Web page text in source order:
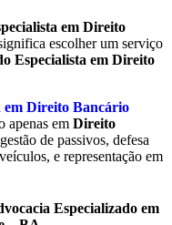
em Direito
escolher um serviço
Especialista em Direito
em Direito Bancário
apenas em Direito
de passivos, defesa
e representação em
Especializado em